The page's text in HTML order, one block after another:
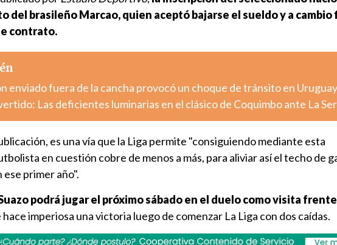
del brasileño Marcao, quien aceptó bajarse el sueldo y a cambio
contrato.
enviado fuera de la cancha provocó un choque de tránsito en Uruguay
Las deficientes luminarias en el clásico de Coquimbo ante La
es una vía que la Liga permite "consiguiendo mediante esta
en cuestión cobre de menos a más, para aliviar así el techo de
primer año".
podrá jugar el próximo sábado en el duelo como visita frente
hace imperiosa una victoria luego de comenzar La Liga con dos caídas.